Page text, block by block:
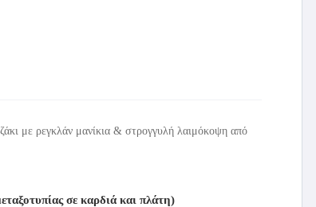
με ρεγκλάν μανίκια & στρογγυλή λαιμόκοψη από
σε καρδιά και πλάτη)